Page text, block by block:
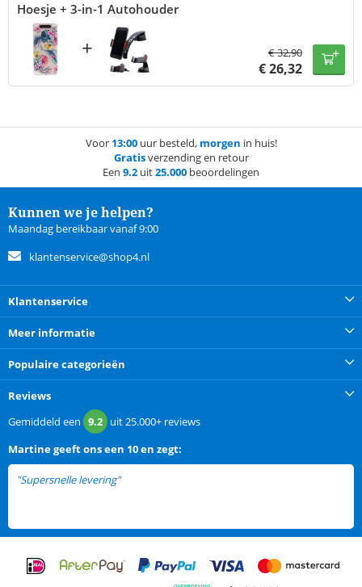
Hoesje + 3-in-1 Autohouder
+ €32,90
€26,32
Voor 13:00uur besteld, morgen in huis!
Gratisverzending en retour
Een 9.2 uit25.000 beoordelingen
Kunnen we je helpen?
Maandag bereikbaar vanaf 9:00
klantenservice@shop4.nl
Klantenservice
Meer informatie
Populaire categorieën
Reviews
Gemiddeld een 9.2 uit25.000+ reviews
Martinegeeft ons een 10 en zegt:
"Supersnelle levering"